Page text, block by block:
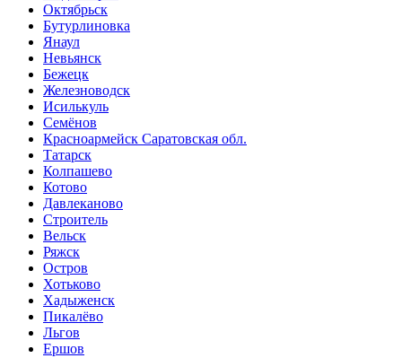
Октябрьск
Бутурлиновка
Янаул
Невьянск
Бежецк
Железноводск
Исилькуль
Семёнов
Красноармейск Саратовская обл.
Татарск
Колпашево
Котово
Давлеканово
Строитель
Вельск
Ряжск
Остров
Хотьково
Хадыженск
Пикалёво
Льгов
Ершов